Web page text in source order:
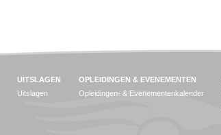
UITSLAGEN
Uitslagen
OPLEIDINGEN & EVENEMENTEN
Opleidingen- & Evenementenkalender